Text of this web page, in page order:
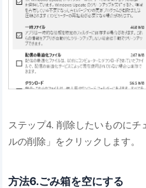
ステップ4. 削除したいものにチ
ルの削除」をクリックします。
方法6.ごみ箱を空にする